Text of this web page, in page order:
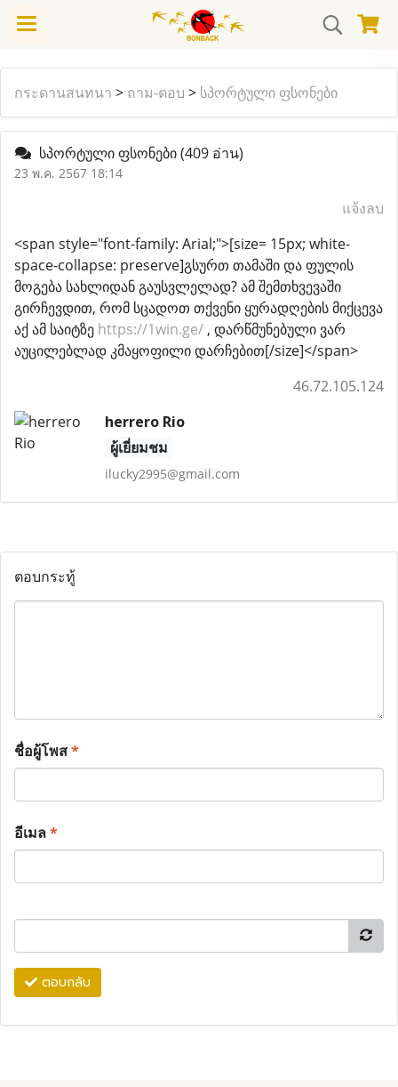
กระดานสนทนา > ถาม-ตอบ > სპორტული ფსონები
სპორტული ფსონები(409 อ่าน)
23 พ.ค. 2567 18:14
แจ้งลบ
<span style="font-family: Arial;">[size= 15px; white-
space-collapse: preserve]გსურთ თამაში და ფულის
მოგება სახლიდან გაუსვლელად? ამ შემთხვევაში
გირჩევდით, რომ სცადოთ თქვენი ყურადღების მიქცევა
აქ ამ საიტზე https://1win.ge/ , დარწმუნებული ვარ
აუცილებლად კმაყოფილი დარჩებით[/size]</span>
46.72.105.124
herrero Rio
ผู้เยี่ยมชม
ilucky2995@gmail.com
ตอบกระทู้
ชื่อผู้โพส*
อีเมล*
ตอบกลับ